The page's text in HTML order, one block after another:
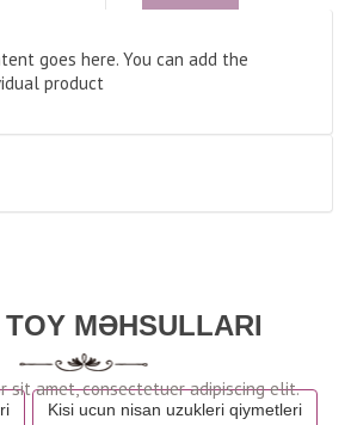
goes here. You can add the
product
MƏHSULLARI
Kisi ucun nisan uzukleri qiymetleri